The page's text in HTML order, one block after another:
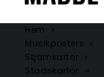
Hem
Musikposters
Stjärnkartor
Stadskartor